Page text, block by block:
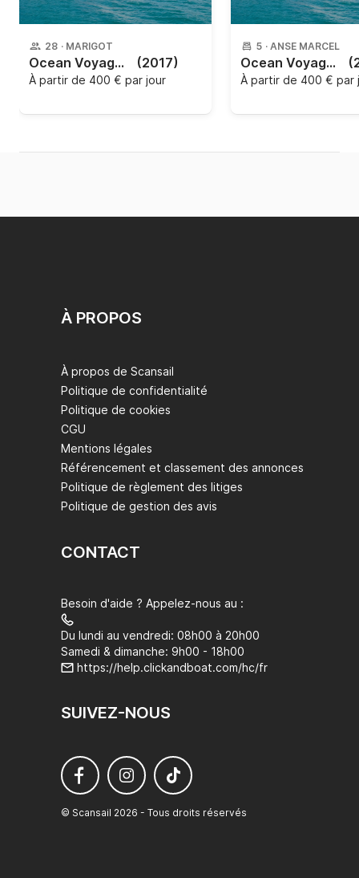
28 · MARIGOT
Ocean Voyager - OV53 (2017)
À partir de 400 € par jour
5 · ANSE MARCEL
Ocean Voyager - OV53
À partir de 400 € par
À PROPOS
À propos de Scansail
Politique de confidentialité
Politique de cookies
CGU
Mentions légales
Référencement et classement des annonces
Politique de règlement des litiges
Politique de gestion des avis
CONTACT
Besoin d'aide ? Appelez-nous au :
Du lundi au vendredi: 08h00 à 20h00
Samedi & dimanche: 9h00 - 18h00
https://help.clickandboat.com/hc/fr
SUIVEZ-NOUS
© Scansail 2026 - Tous droits réservés